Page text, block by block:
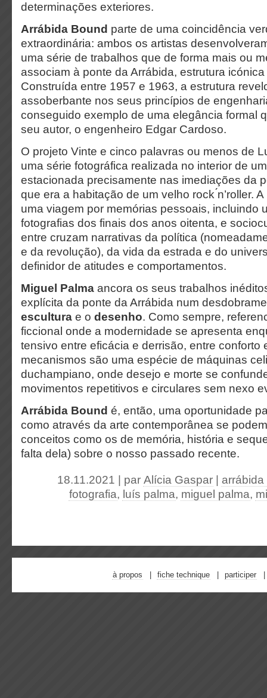
determinações exteriores.
Arrábida Bound parte de uma coincidência
extraordinária: ambos os artistas
uma série de trabalhos que de forma mais ou
associam à ponte da Arrábida, estrutura
Construída entre 1957 e 1963, a estrutura
assoberbante nos seus princípios de
conseguido exemplo de uma elegância formal
seu autor, o engenheiro Edgar Cardoso.
O projeto Vinte e cinco palavras ou menos de
uma série fotográfica realizada no interior de
estacionada precisamente nas imediações da
que era a habitação de um velho rock ́n’roller.
uma viagem por memórias pessoais, incluindo
fotografias dos finais dos anos oitenta, e
entre cruzam narrativas da política
e da revolução), da vida da estrada e do
definidor de atitudes e comportamentos.
Miguel Palma ancora os seus trabalhos
explícita da ponte da Arrábida num
escultura e o desenho. Como sempre,
ficcional onde a modernidade se apresenta
tensivo entre eficácia e derrisão, entre conforto
mecanismos são uma espécie de máquinas
duchampiano, onde desejo e morte se
movimentos repetitivos e circulares sem nexo
Arrábida Bound é, então, uma oportunidade
como através da arte contemporânea se
conceitos como os de memória, história e
falta dela) sobre o nosso passado recente.
18.11.2021 | par Alícia Gaspar
fotografia, luís palma, miguel palma,
à propos fiche technique participer